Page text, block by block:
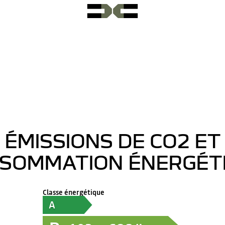
ÉMISSIONS DE CO2 ET
Classe énergétique
A